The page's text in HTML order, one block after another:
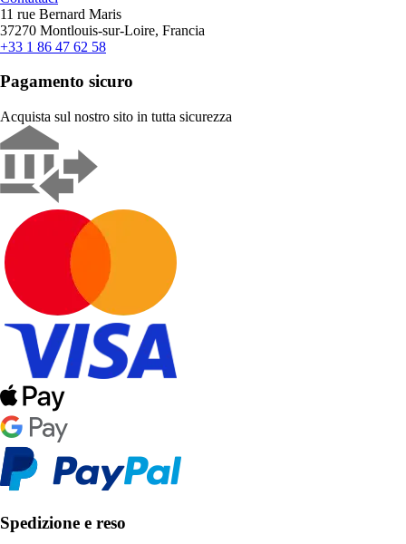
11 rue Bernard Maris
37270 Montlouis-sur-Loire, Francia
+33 1 86 47 62 58
Pagamento sicuro
Acquista sul nostro sito in tutta sicurezza
Spedizione e reso